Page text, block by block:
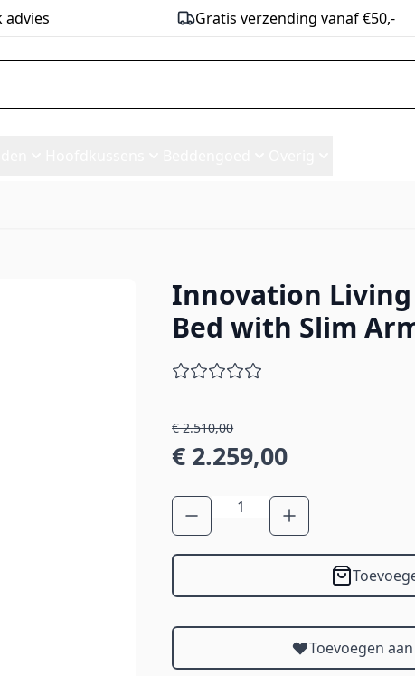
advies Gratis verzending vanaf €50,-
Slim Arms - stof 507
Innovation Living
Bed with Slim
€ 2.510,00
€ 2.259,00
Aantal
Toevoegen